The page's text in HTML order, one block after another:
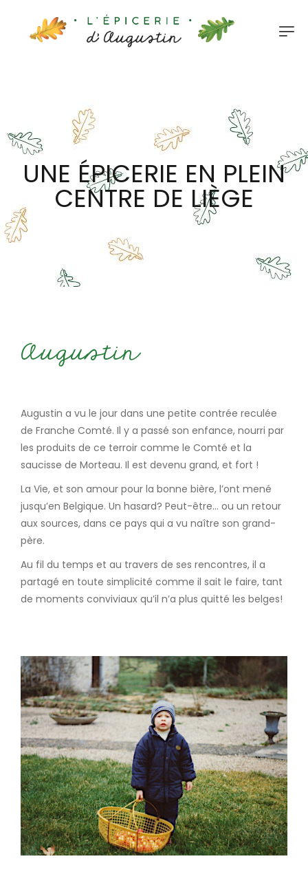
UNE ÉPICERIE EN PLEIN
CENTRE DE LIÈGE
Augustin
Augustin a vu le jour dans une petite contrée reculée
de Franche Comté. Il y a passé son enfance, nourri par
les produits de ce terroir comme le Comté et la
saucisse de Morteau. Il est devenu grand, et fort !
La Vie, et son amour pour la bonne bière, l’ont mené
jusqu’en Belgique. Un hasard? Peut-être… ou un retour
aux sources, dans ce pays qui a vu naître son grand-
père.
Au fil du temps et au travers de ses rencontres, il a
partagé en toute simplicité comme il sait le faire, tant
de moments conviviaux qu’il n’a plus quitté les belges!